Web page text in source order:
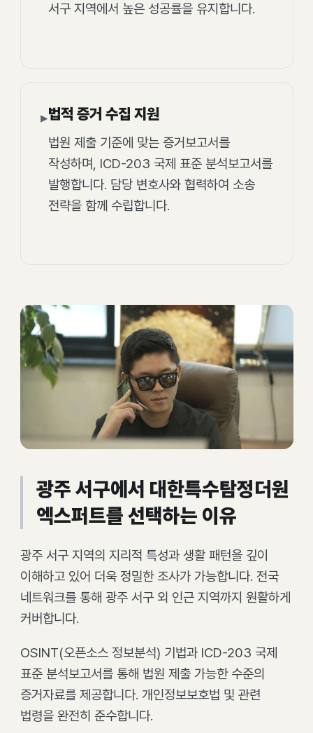
서구 지역에서 높은 성공률을 유지합니다.
▸법적 증거 수집 지원
법원 제출 기준에 맞는 증거보고서를
작성하며, ICD-203 국제 표준 분석보고서를
발행합니다. 담당 변호사와 협력하여 소송
전략을 함께 수립합니다.
광주 서구에서 대한특수탐정더원
엑스퍼트를 선택하는 이유
광주 서구 지역의 지리적 특성과 생활 패턴을 깊이
이해하고 있어 더욱 정밀한 조사가 가능합니다. 전국
네트워크를 통해 광주 서구 외 인근 지역까지 원활하게
커버합니다.
OSINT(오픈소스 정보분석) 기법과 ICD-203 국제
표준 분석보고서를 통해 법원 제출 가능한 수준의
증거자료를 제공합니다. 개인정보보호법 및 관련
법령을 완전히 준수합니다.